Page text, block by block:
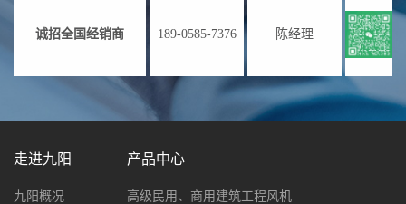
诚招全国经销商 189-0585-7376 陈经理
走进九阳
九阳概况
产品中心
高级民用、商用建筑工程风机